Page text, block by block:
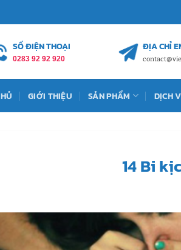
SỐ ĐIỆN THOẠI
0283 92 92 920
ĐỊA CHỈ
GIỚI THIỆU SẢN PHẨM DỊCH
14 Bi